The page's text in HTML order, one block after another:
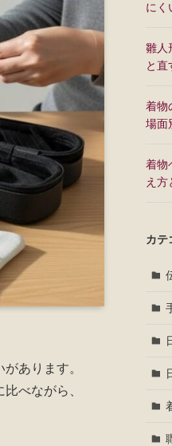
あります。
べながら、
にく
雛人
と直
着物
場面
着物
え方
カテ